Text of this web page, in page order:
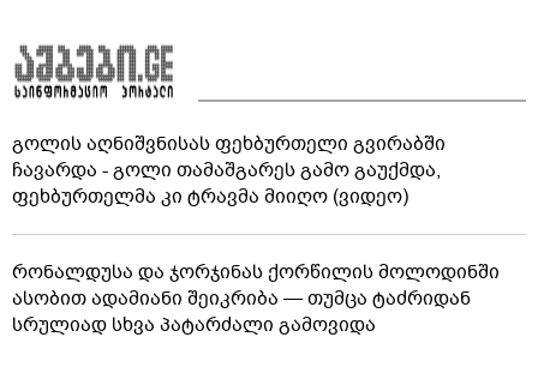
გოლის აღნიშვნისას ფეხბურთელი გვირაბში
ჩავარდა - გოლი თამაშგარეს გამო გაუქმდა,
ფეხბურთელმა კი ტრავმა მიიღო (ვიდეო)
რონალდუსა და ჯორჯინას ქორწილის მოლოდინში
ასობით ადამიანი შეიკრიბა — თუმცა ტაძრიდან
სრულიად სხვა პატარძალი გამოვიდა